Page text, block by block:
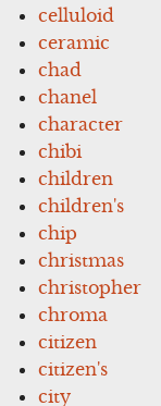
celluloid
ceramic
chad
chanel
character
chibi
children
children's
chip
christmas
christopher
chroma
citizen
citizen's
city